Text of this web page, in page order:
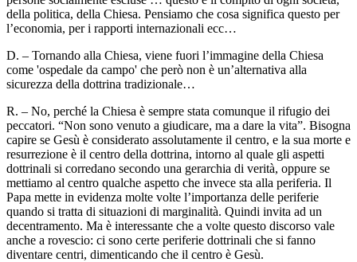
della politica, della Chiesa. Pensiamo che cosa significa questo per
l’economia, per i rapporti internazionali ecc…
D. – Tornando alla Chiesa, viene fuori l’immagine della Chiesa
come 'ospedale da campo' che però non è un’alternativa alla
sicurezza della dottrina tradizionale…
R. – No, perché la Chiesa è sempre stata comunque il rifugio dei
peccatori. “Non sono venuto a giudicare, ma a dare la vita”. Bisogna
capire se Gesù è considerato assolutamente il centro, e la sua morte e
resurrezione è il centro della dottrina, intorno al quale gli aspetti
dottrinali si corredano secondo una gerarchia di verità, oppure se
mettiamo al centro qualche aspetto che invece sta alla periferia. Il
Papa mette in evidenza molte volte l’importanza delle periferie
quando si tratta di situazioni di marginalità. Quindi invita ad un
decentramento. Ma è interessante che a volte questo discorso vale
anche a rovescio: ci sono certe periferie dottrinali che si fanno
diventare centri, dimenticando che il centro è Gesù.